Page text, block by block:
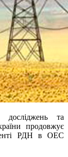
досліджень та
продовжує
РДН в ОЕС